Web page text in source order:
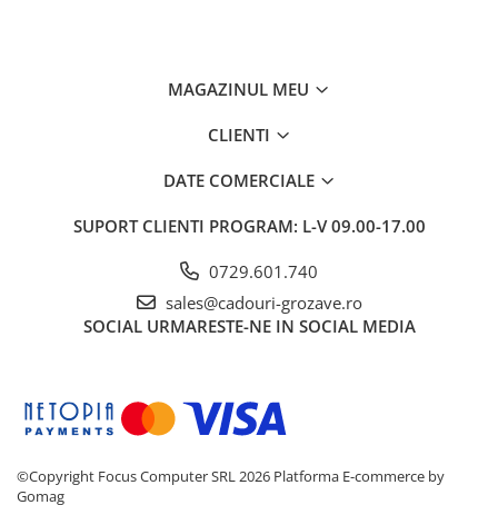
MAGAZINUL MEU
CLIENTI
DATE COMERCIALE
SUPORT CLIENTI PROGRAM: L-V 09.00-17.00
0729.601.740
sales@cadouri-grozave.ro
SOCIAL URMARESTE-NE IN SOCIAL MEDIA
©Copyright Focus Computer SRL 2026 Platforma E-commerce by
Gomag